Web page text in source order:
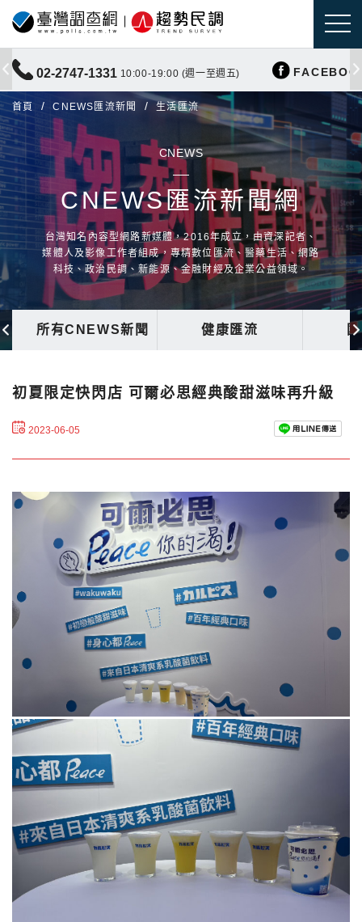
02-2747-1331 10:00-19:00 (週一至週五)
首頁 CNEWS匯流新聞 生活匯流
CNEWS
CNEWS匯流新聞網
台灣知名內容型網路新媒體，2016年成立，由資深記者、
媒體人及影像工作者組成，專精數位匯流、醫藥生活、網路
科技、政治民調、新能源、金融財經及企業公益領域。
所有CNEWS新聞 健康匯流
初夏限定快閃店 可爾必思經典酸甜滋味再升級
2023-06-05